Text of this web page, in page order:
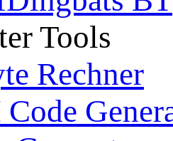
Tools
Rechner